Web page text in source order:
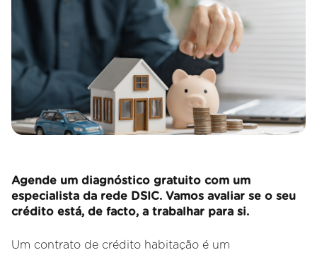
Agende um diagnóstico gratuito com um
especialista da rede DSIC. Vamos avaliar se o seu
crédito está, de facto, a trabalhar para si.
Um contrato de crédito habitação é um